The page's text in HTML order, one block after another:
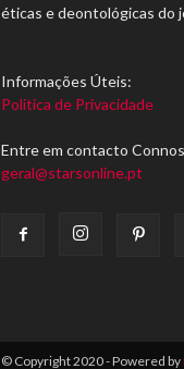
éticas e deontológicas do
Informações Úteis:
Política de Privacidade
Entre em contacto
geral@starsonline.pt
© Copyright 2020 - Powered by